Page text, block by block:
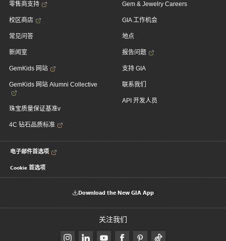
零售商支持
校区商店
常见问答
新闻室
GemKids 网站
GemKids 网站 Alumni Collective
珠宝质量保证基准v
4C 钻石品质标准
Gem & Jewelry Careers
GIA 工作机会
地点
报告问题
支持 GIA
联系我们
API 开发人员
电子邮件首选项
Cookie 首选项
Download the New GIA App
关注我们